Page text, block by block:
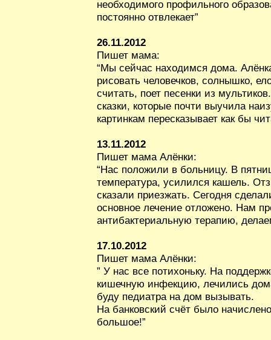
необходимого профильного
постоянно отвлекает”
26.11.2012
Пишет мама:
“Мы сейчас находимся дома.
рисовать человечков, солнышко,
считать, поет песенки из
сказки, которые почти выучила
картинкам пересказывает как бы
13.11.2012
Пишет мама Алёнки:
“Нас положили в больницу. В
температура, усилился кашель.
сказали приезжать. Сегодня
основное лечение отложено. Нам
антибактериальную терапию,
17.10.2012
Пишет мама Алёнки:
” У нас все потихоньку. На
кишечную инфекцию, лечились
буду педиатра на дом вызывать.
На банковский счёт было
большое!”